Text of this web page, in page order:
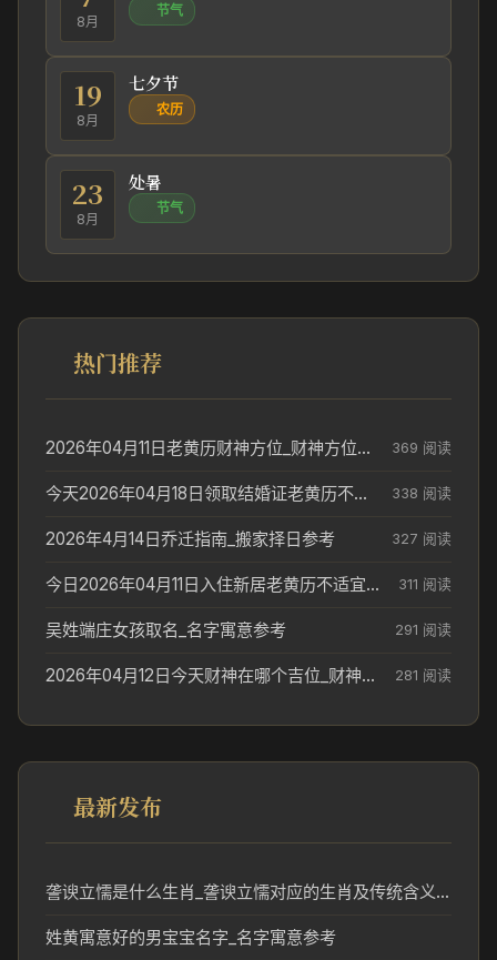
8月
节气
19
8月
七夕节
农历
23
8月
处暑
节气
热门推荐
2026年04月11日老黄历财神方位_财神方位与供奉讲究 369 阅读
今天2026年04月18日领取结婚证老黄历不适合吗_领证日期参考 338 阅读
2026年4月14日乔迁指南_搬家择日参考 327 阅读
今日2026年04月11日入住新居老黄历不适宜吗_搬家择日参考 311 阅读
吴姓端庄女孩取名_名字寓意参考 291 阅读
2026年04月12日今天财神在哪个吉位_财神方位参考 281 阅读
最新发布
詟谀立懦是什么生肖_詟谀立懦对应的生肖及传统含义解读
姓黄寓意好的男宝宝名字_名字寓意参考